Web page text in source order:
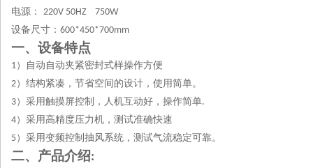
电源 ：
220V 50HZ 750W
设备尺寸： 600*450*700mm
一、设备特点
1）自动自动夹紧密封式样操作方便
2）结构紧凑，节省空间的设计，使用简单。
3）采用触摸屏控制，人机互动好，操作简单.
4）采用高精度压力机，测试准确快速
5）采用变频控制抽风系统，测试气流稳定可靠。
二、产品介绍: